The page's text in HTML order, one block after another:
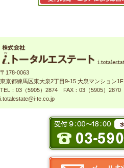
〒178-0063
東京都練馬区東大泉2丁目9-15 大泉マンション1F
TEL：03（5905）2874 FAX：03（5905）2870
i.totalestate@i-te.co.jp